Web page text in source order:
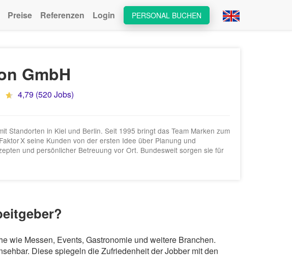
PERSONAL BUCHEN
Preise Referenzen Login
GmbH
4,79 (520 Jobs)
Standorten in Kiel und Berlin. Seit 1995 bringt das Team Marken zum
X seine Kunden von der ersten Idee über Planung und
und persönlicher Betreuung vor Ort. Bundesweit sorgen sie für
wie Messen, Events, Gastronomie und weitere Branchen.
Diese spiegeln die Zufriedenheit der Jobber mit den